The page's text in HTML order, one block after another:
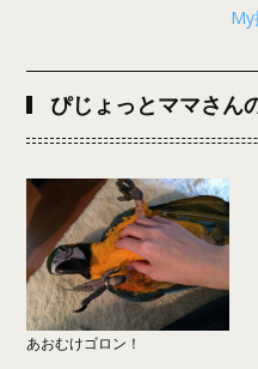
My
ぴじょっとママさん
あおむけゴロン！